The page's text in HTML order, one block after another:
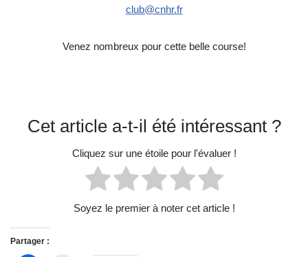
club@cnhr.fr
Venez nombreux pour cette belle course!
Cet article a-t-il été intéressant ?
Cliquez sur une étoile pour l'évaluer !
Soyez le premier à noter cet article !
Partager :